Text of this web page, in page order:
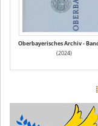
Oberbayerisches Archiv -
(2024)